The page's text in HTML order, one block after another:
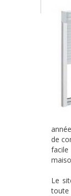
de
Le
toute